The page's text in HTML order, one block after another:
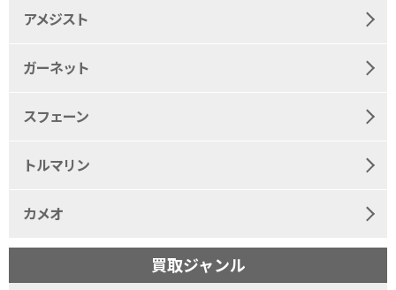
アメジスト
ガーネット
スフェーン
トルマリン
カメオ
買取ジャンル